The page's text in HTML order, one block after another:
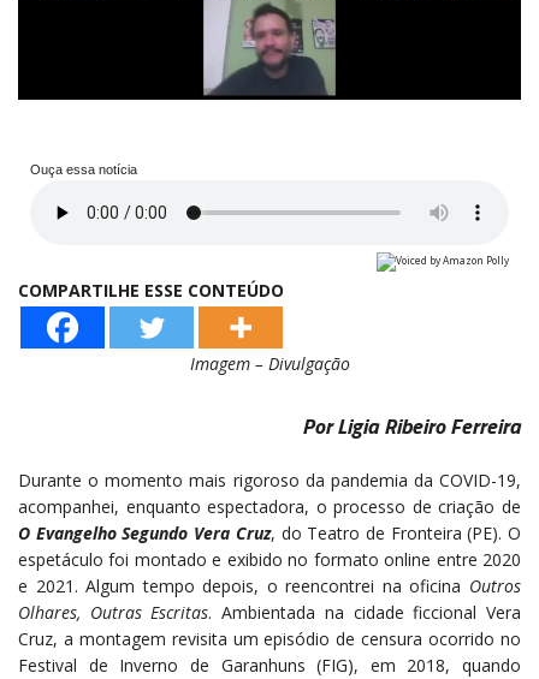
Ouça essa notícia
COMPARTILHE ESSE CONTEÚDO
Imagem – Divulgação
Por Ligia Ribeiro Ferreira
Durante o momento mais rigoroso da pandemia da COVID-19,
acompanhei, enquanto espectadora, o processo de criação de
O Evangelho Segundo Vera Cruz, do Teatro de Fronteira (PE). O
espetáculo foi montado e exibido no formato online entre 2020
e 2021. Algum tempo depois, o reencontrei na oficina Outros
Olhares, Outras Escritas. Ambientada na cidade ficcional Vera
Cruz, a montagem revisita um episódio de censura ocorrido no
Festival de Inverno de Garanhuns (FIG), em 2018, quando